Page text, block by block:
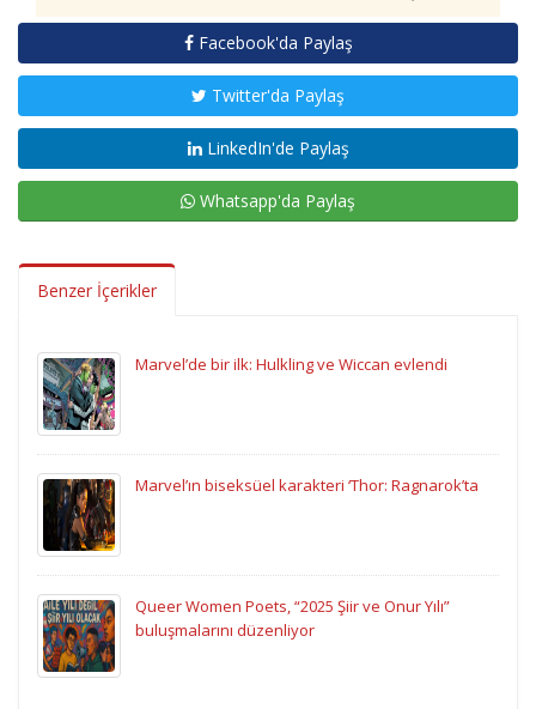
Facebook'da Paylaş
Twitter'da Paylaş
LinkedIn'de Paylaş
Whatsapp'da Paylaş
Benzer İçerikler
Marvel’de bir ilk: Hulkling ve Wiccan evlendi
Marvel’ın biseksüel karakteri ‘Thor: Ragnarok’ta
Queer Women Poets, “2025 Şiir ve Onur Yılı”
buluşmalarını düzenliyor